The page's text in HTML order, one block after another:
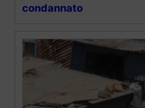
condannato